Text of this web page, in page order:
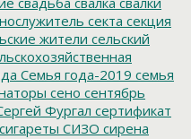
секта секция
жители сельский
Семья года-2019 семья
сено сентябрь
Фургал сертификат
сигареты СИЗО сирена